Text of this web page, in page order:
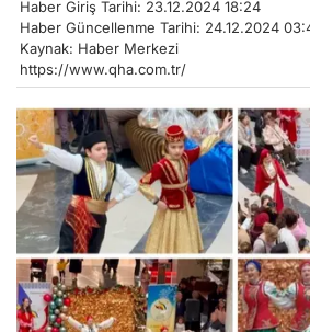
Haber Giriş Tarihi: 23.12.2024 18:24
Haber Güncellenme Tarihi: 24.12.2024
Kaynak: Haber Merkezi
https://www.qha.com.tr/